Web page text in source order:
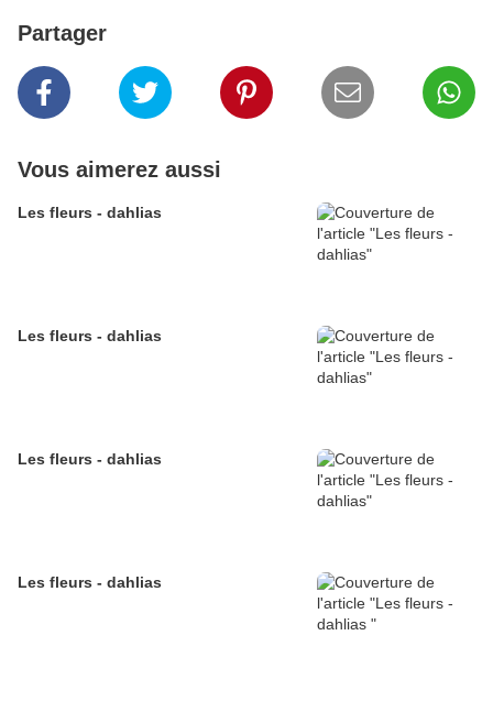
Partager
Vous aimerez aussi
Les fleurs - dahlias
Les fleurs - dahlias
Les fleurs - dahlias
Les fleurs - dahlias